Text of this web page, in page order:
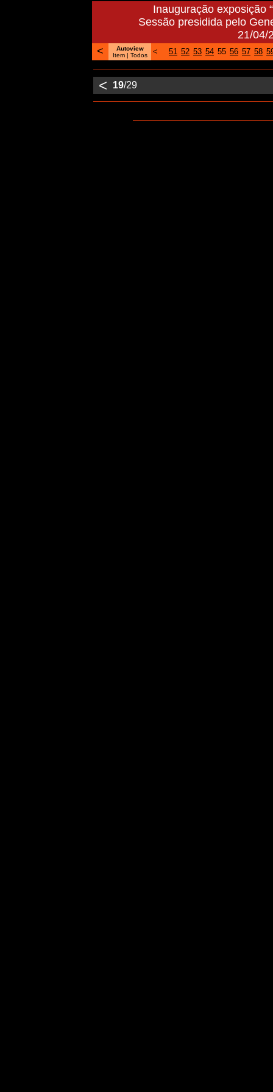
Inauguração exposição
Sessão presidida pelo
21/04/
<
Autoview
Item | Todos < 51 52 53 54 55 56 57 58
< 19/29